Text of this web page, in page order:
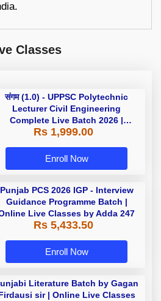
Classes
संगम (1.0) - UPPSC Polytechnic
Lecturer Civil Engineering
Complete Live Batch 2026 |
Hinglish | Online Live Classes by
Rs 1,999.00
Enroll Now
Punjab PCS 2026 IGP - Interview
Guidance Programme Batch |
Live Classes by Adda 247
Rs 5,433.50
Enroll Now
Literature Batch by Gagan
sir | Online Live Classes